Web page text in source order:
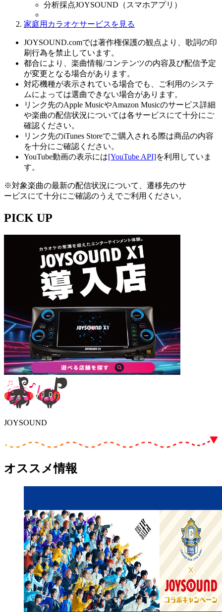
分析採点JOYSOUND（スマホアプリ）
家庭用カラオケサービスを見る
JOYSOUND.comでは著作権保護の観点より、歌詞の印
刷行為を禁止しています。
都合により、楽曲情報/コンテンツの内容及び配信予定
が変更となる場合があります。
対応機種が表示されている場合でも、ご利用のシステ
ムによっては選曲できない場合があります。
リンク先のApple MusicやAmazon Musicのサービス詳細
や楽曲の配信状況については各サービスにて十分にご
確認ください。
リンク先のiTunes Storeでご購入される際は商品の内容
を十分にご確認ください。
YouTube動画の表示には[YouTube API]を利用していま
す。
※対象楽曲の最新の配信状況について、遷移先のサ
ービスにて十分にご確認のうえでご利用ください。
PICK UP
JOYSOUND
オススメ情報